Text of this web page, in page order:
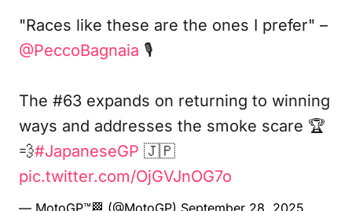
"Races like these are the ones I prefer" –
@PeccoBagnaia 🎙️
The #63 expands on returning to winning
ways and addresses the smoke scare 🏆
💨#JapaneseGP 🇯🇵
pic.twitter.com/OjGVJnOG7o
— MotoGP™🏁 (@MotoGP) September 28, 2025